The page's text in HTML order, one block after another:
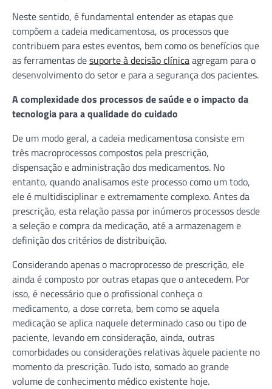
Neste sentido, é fundamental entender as etapas que
compõem a cadeia medicamentosa, os processos que
contribuem para estes eventos, bem como os benefícios que
as ferramentas desuporte à decisão clínicaagregam para o
desenvolvimento do setor e para a segurança dos pacientes.
A complexidade dos processos de saúde e o impacto da
tecnologia para a qualidade do cuidado
De um modo geral, a cadeia medicamentosa consiste em
três macroprocessos compostos pela prescrição,
dispensação e administração dos medicamentos. No
entanto, quando analisamos este processo como um todo,
ele é multidisciplinar e extremamente complexo. Antes da
prescrição, esta relação passa por inúmeros processos desde
a seleção e compra da medicação, até a armazenagem e
definição dos critérios de distribuição.
Considerando apenas o macroprocesso de prescrição, ele
ainda é composto por outras etapas que o antecedem. Por
isso, é necessário que o profissional conheça o
medicamento, a dose correta, bem como se aquela
medicação se aplica naquele determinado caso ou tipo de
paciente, levando em consideração, ainda, outras
comorbidades ou considerações relativas àquele paciente no
momento da prescrição. Tudo isto, somado ao grande
volume de conhecimento médico existente hoje.